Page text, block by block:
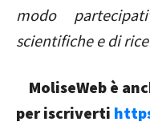
modo
scientifiche e di
MoliseWeb è
per iscriverti